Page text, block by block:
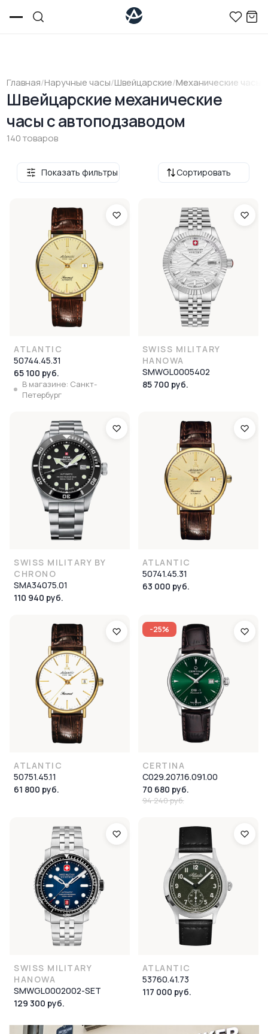
Главная/Наручные часы/Швейцарские/Механические часы
Швейцарские механические
часы с автоподзаводом
140 товаров
Сортировать
Показать фильтры
ATLANTIC
50744.45.31
65 100 руб.
В магазине: Санкт-
Петербург
SWISS MILITARY
HANOWA
SMWGL0005402
85 700 руб.
SWISS MILITARY BY
CHRONO
SMA34075.01
110 940 руб.
ATLANTIC
50741.45.31
63 000 руб.
ATLANTIC
50751.45.11
61 800 руб.
-25%
CERTINA
C029.207.16.091.00
70 680 руб.
94 240 руб.
SWISS MILITARY
HANOWA
SMWGL0002002-SET
129 300 руб.
ATLANTIC
53760.41.73
117 000 руб.